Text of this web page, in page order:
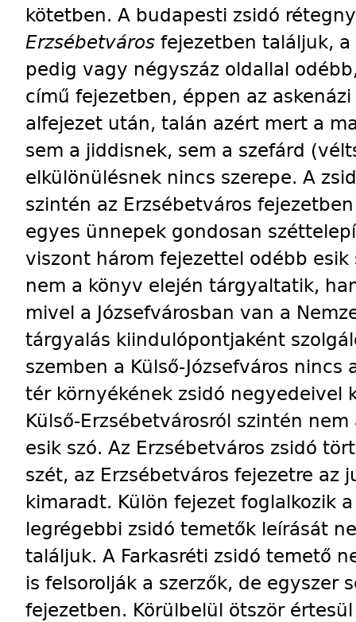
kötetben. A budapesti zsidó
Erzsébetváros fejezetben találjuk,
pedig vagy négyszáz oldallal
című fejezetben, éppen az
alfejezet után, talán azért mert a
sem a jiddisnek, sem a szefárd
elkülönülésnek nincs szerepe. A
szintén az Erzsébetváros
egyes ünnepek gondosan
viszont három fejezettel odébb esik
nem a könyv elején tárgyaltatik,
mivel a Józsefvárosban van a
tárgyalás kiindulópontjaként
szemben a Külső-Józsefváros nincs
tér környékének zsidó negyedeivel
Külső-Erzsébetvárosról szintén
esik szó. Az Erzsébetváros zsidó
szét, az Erzsébetváros fejezetre az
kimaradt. Külön fejezet foglalkozik
legrégebbi zsidó temetők leírását
találjuk. A Farkasréti zsidó temető
is felsorolják a szerzők, de egyszer
fejezetben. Körülbelül ötször